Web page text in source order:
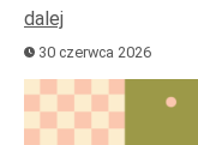
dalej
30 czerwca 2026
Odtwarzacz
plików